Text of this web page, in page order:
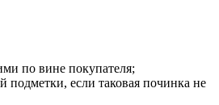
по вине покупателя;
подметки, если таковая починка не